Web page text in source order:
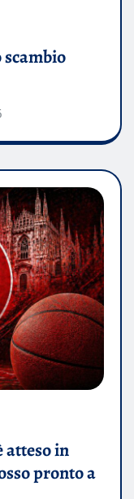
atteso in
pronto a